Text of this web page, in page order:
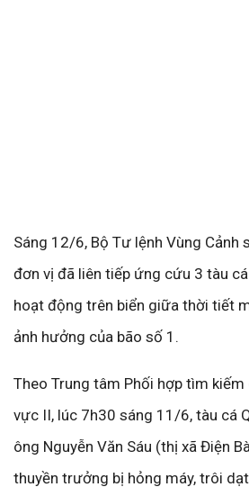
Sáng 12/6, Bộ Tư lệnh Vùng Cảnh
đơn vị đã liên tiếp ứng cứu 3 tàu
hoạt động trên biển giữa thời tiết
ảnh hưởng của bão số 1.
Theo Trung tâm Phối hợp tìm kiếm
vực II, lúc 7h30 sáng 11/6, tàu cá
ông Nguyễn Văn Sáu (thị xã Điện
thuyền trưởng bị hỏng máy, trôi